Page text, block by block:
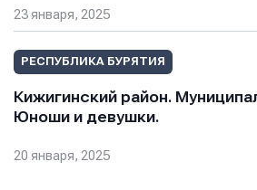
23 января, 2025
РЕСПУБЛИКА БУРЯТИЯ
Кижигинский район.
Юноши и девушки.
20 января, 2025